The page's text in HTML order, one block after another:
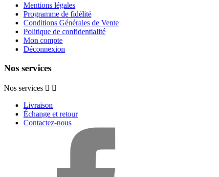
Mentions légales
Programme de fidélité
Conditions Générales de Vente
Politique de confidentialité
Mon compte
Déconnexion
Nos services
Nos services  
Livraison
Échange et retour
Contactez-nous